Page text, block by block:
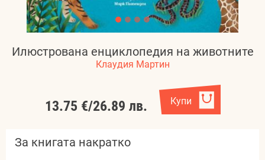
Илюстрована енциклопедия на животните
Клаудия Мартин
13.75 €/26.89 лв. Купи
За книгата накратко